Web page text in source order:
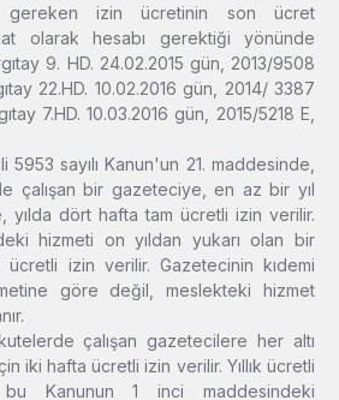
gereken izin ücretinin son ücret
olarak hesabı gerektiği yönünde
9. HD. 24.02.2015 gün, 2013/9508
22.HD. 10.02.2016 gün, 2014/ 3387
7.HD. 10.03.2016 gün, 2015/5218 E,
5953 sayılı Kanun'un 21. maddesinde,
çalışan bir gazeteciye, en az bir yıl
yılda dört hafta tam ücretli izin verilir.
hizmeti on yıldan yukarı olan bir
izin verilir. Gazetecinin kıdemi
göre değil, meslekteki hizmet
çalışan gazetecilere her altı
iki hafta ücretli izin verilir. Yıllık ücretli
bu Kanunun 1 inci maddesindeki